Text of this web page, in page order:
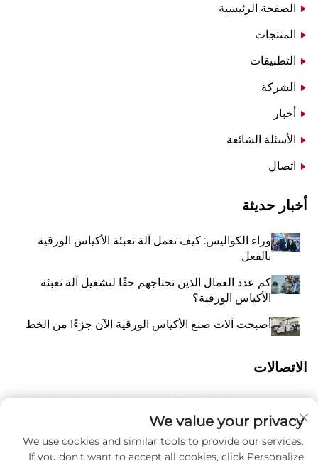
الصفحة الرئيسية
المنتجات
التطبيقات
الشركة
أخبار
الأسئلة الشائعة
اتصال
أخبار حديثة
وراء الكواليس: كيف تعمل آلة تعبئة الأكياس الورقية
بالفعل
كم عدد العمال الذين تحتاجهم حقًا لتشغيل آلة تعبئة
الأكياس الورقية؟
أصبحت آلات صنع الأكياس الورقية الآن جزءًا من الخط
الاتصالات
رقم 118 شارع ليانغيو الشرقية، تشانغتشياو، بلدة وانكوان،
بينغيانغ، مدينة ونتشو، مقاطعة تشيجيانغ، الصين 325409
و 8615988795434
We value your privacy
We use cookies and similar tools to provide our services.
If you don't want to accept all cookies, click Personalize